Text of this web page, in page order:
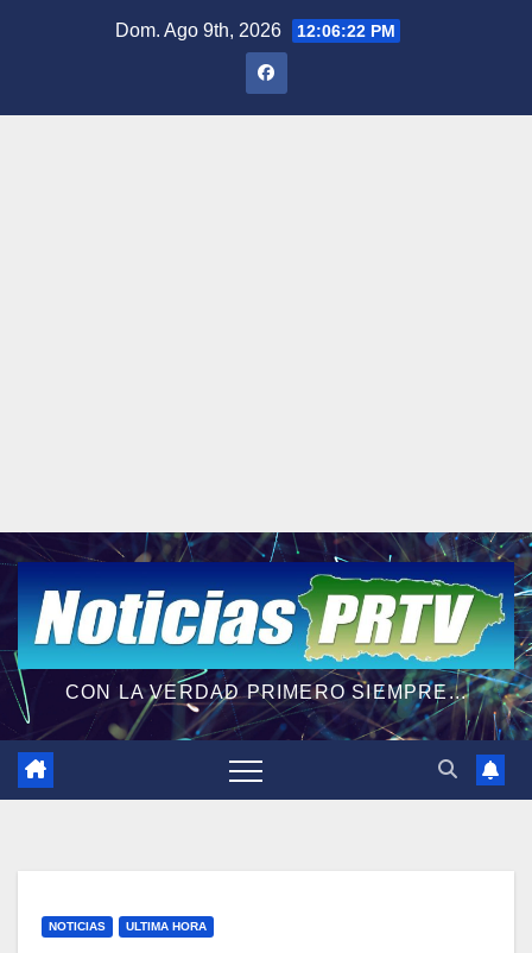
Dom. Ago 9th, 2026 12:06:24 PM
CON LA VERDAD PRIMERO SIEMPRE...
NOTICIAS ULTIMA HORA